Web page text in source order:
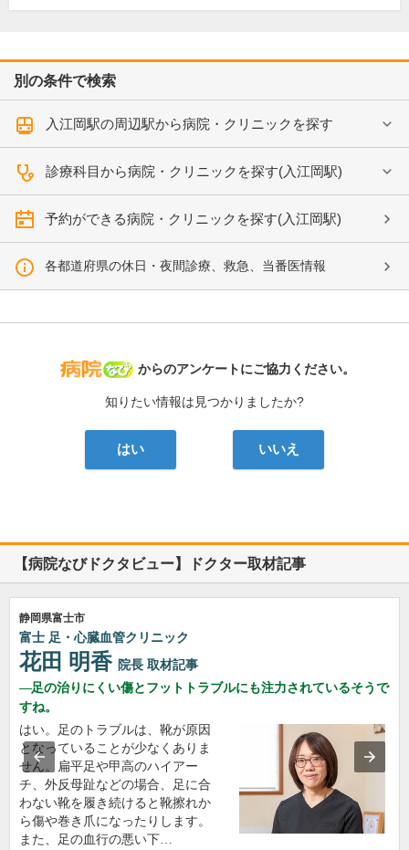
別の条件で検索
入江岡駅の周辺駅から病院・クリニックを探す
診療科目から病院・クリニックを探す(入江岡駅)
予約ができる病院・クリニックを探す(入江岡駅)
各都道府県の休日・夜間診療、救急、当番医情報
病院なび
からのアンケートにご協力ください。
知りたい情報は見つかりましたか?
はい いいえ
【病院なびドクタビュー】ドクター取材記事
静岡県富士市
富士 足・心臓血管クリニック
花田 明香 院長 取材記事
足の治りにくい傷とフットトラブルにも注力されているそうで
すね。
はい。足のトラブルは、靴が原因
となっていることが少なくありま
せん。扁平足や甲高のハイアー
チ、外反母趾などの場合、足に合
わない靴を履き続けると靴擦れか
ら傷や巻き爪になったりします。
また、足の血行の悪い下…